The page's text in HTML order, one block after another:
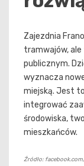
Zajezdnia
tramwajów,
publicznym.
wyznacza
miejską. Jest
integrować
środowiska,
mieszkańców.
Źródło: